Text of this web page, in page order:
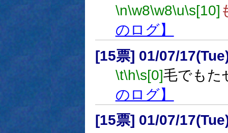
\n\w8\w8\u\s[10]
のログ】
[15票] 01/07/
\t\h\s[0]毛でもた
のログ】
[15票] 01/07/